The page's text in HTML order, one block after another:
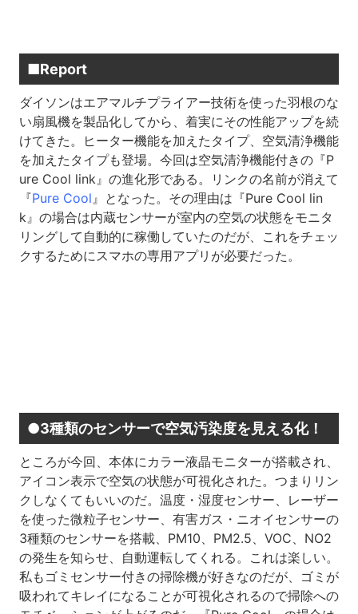
■Report
ダイソンはエアマルチプライアー技術を使った羽根のな
い扇風機を製品化してから、着実にその性能アップを続
けてきた。ヒーター機能を加えたタイプ、空気清浄機能
を加えたタイプも登場。今回は空気清浄機能付きの『P
ure Cool link』の進化形である。リンクの名前が消えて
『Pure Cool』となった。その理由は『Pure Cool lin
k』の場合は内蔵センサーが室内の空気の状態をモニタ
リングして自動的に稼働していたのだが、これをチェッ
クするためにスマホの専用アプリが必要だった。
●3種類のセンサーで空気汚染度を見える化！
ところが今回、本体にカラー液晶モニターが搭載され、
アイコン表示で空気の状態が可視化された。つまりリン
クしなくてもいいのだ。温度・湿度センサー、レーザー
を使った微粒子センサー、有害ガス・ニオイセンサーの
3種類のセンサーを搭載、PM10、PM2.5、VOC、NO2
の発生を知らせ、自動運転してくれる。これは楽しい。
私もゴミセンサー付きの掃除機が好きなのだが、ゴミが
吸われてキレイになることが可視化されるので掃除への